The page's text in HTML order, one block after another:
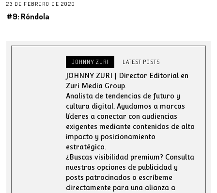
23 DE FEBRERO DE 2020
#9: Róndola
JOHNNY ZURI LATEST POSTS
JOHNNY ZURI | Director Editorial en
Zuri Media Group.
Analista de tendencias de futuro y
cultura digital. Ayudamos a marcas
líderes a conectar con audiencias
exigentes mediante contenidos de alto
impacto y posicionamiento
estratégico.
¿Buscas visibilidad premium? Consulta
nuestras opciones de publicidad y
posts patrocinados o escríbeme
directamente para una alianza a